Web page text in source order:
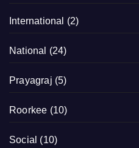
International (2)
National (24)
Prayagraj (5)
Roorkee (10)
Social (10)